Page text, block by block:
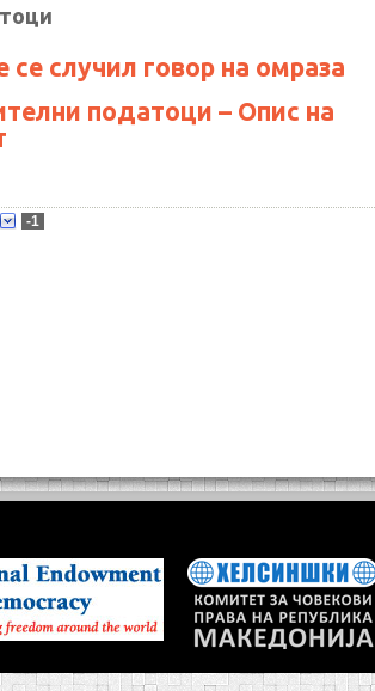
се случил говор на омраза
податоци – Опис на
-1